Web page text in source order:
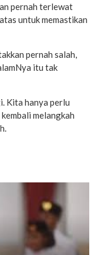
pernah terlewat
untuk memastikan
pernah salah,
itu tak
Kita hanya perlu
melangkah